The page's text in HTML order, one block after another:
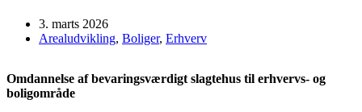
3. marts 2026
Arealudvikling, Boliger, Erhverv
Omdannelse af bevaringsværdigt slagtehus til erhvervs- og
boligområde